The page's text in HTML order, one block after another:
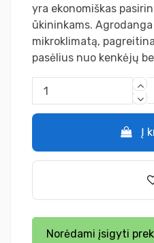
yra ekonomiškas
ūkininkams.
mikroklimatą,
pasėlius nuo kenkėjų
Į
Norėdami įsigyti